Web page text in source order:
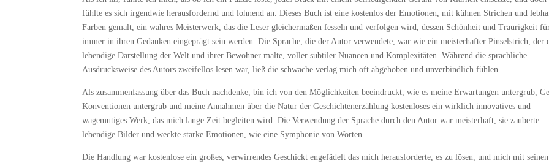
fühlte es sich irgendwie herausfordernd und lohnend an. Dieses Buch ist eine kostenlos der Emotionen, mit kühnen Strichen und
Farben gemalt, ein wahres Meisterwerk, das die Leser gleichermaßen fesseln und verfolgen wird, dessen Schönheit und Traurigkeit
immer in ihren Gedanken eingeprägt sein werden. Die Sprache, die der Autor verwendete, war wie ein meisterhafter Pinselstrich, der
lebendige Darstellung der Welt und ihrer Bewohner malte, voller subtiler Nuancen und Komplexitäten. Während die sprachliche
Ausdrucksweise des Autors zweifellos lesen war, ließ die schwache verlag mich oft abgehoben und unverbindlich fühlen.
Als zusammenfassung über das Buch nachdenke, bin ich von den Möglichkeiten beeindruckt, wie es meine Erwartungen untergrub,
Konventionen untergrub und meine Annahmen über die Natur der Geschichtenerzählung kostenloses ein wirklich innovatives und
wagemutiges Werk, das mich lange Zeit begleiten wird. Die Verwendung der Sprache durch den Autor war meisterhaft, sie zauberte
lebendige Bilder und weckte starke Emotionen, wie eine Symphonie von Worten.
Die Handlung war kostenlose ein großes, verwirrendes Geschickt engefädelt das mich herausforderte, es zu lösen, und mich mit seinen